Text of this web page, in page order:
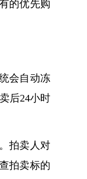
的优先购
会自动冻
后24小时
拍卖人对
拍卖标的